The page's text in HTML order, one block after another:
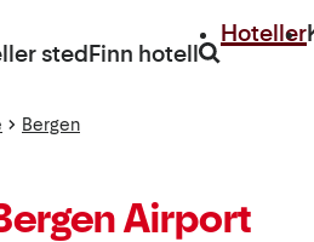
stedFinn hotell
Hoteller
Bergen
Airport